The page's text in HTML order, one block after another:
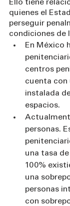
Ello tiene
quienes el
perseguir
condiciones de
En México
centros
cuenta con
instalada
espacios.
personas.
una tasa
100%
una
personas
con